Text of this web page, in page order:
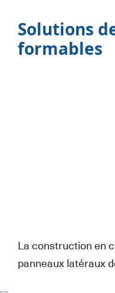
Solutions
formables
La construction en
panneaux latéraux